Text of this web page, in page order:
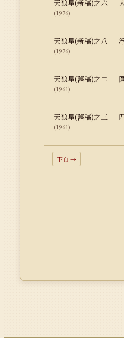
天狼星(新稿)之六 ─
(1976)
天狼星(新稿)之八 ─
(1976)
天狼星(舊稿)之二 ─
(1961)
天狼星(舊稿)之三 ─
(1961)
下頁 →